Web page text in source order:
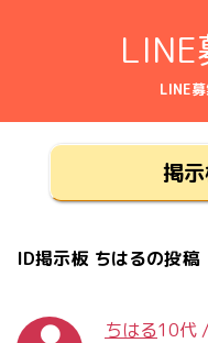
LINE
掲
ID掲示板 ちはるの投稿
ちはる10代 /